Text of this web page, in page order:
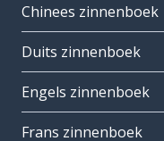
Chinees zinnenboek
Duits zinnenboek
Engels zinnenboek
Frans zinnenboek